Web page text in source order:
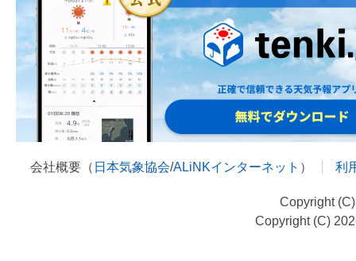
会社概要（ 日本気象協会/ALiNKインターネット ） 利
Copyright
Copyright (C)